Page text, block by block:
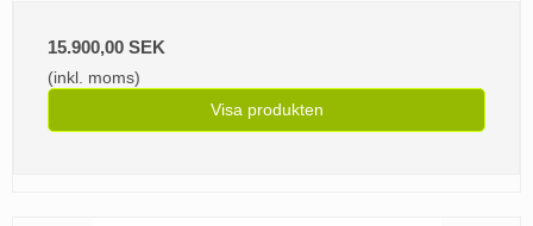
15.900,00 SEK
(inkl. moms)
Visa produkten